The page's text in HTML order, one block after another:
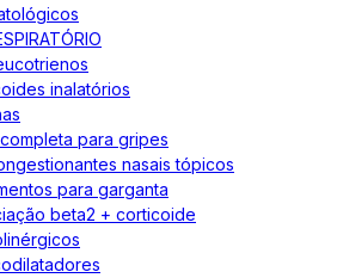
inalatórios
para gripes
nasais tópicos
para garganta
beta2 + corticoide